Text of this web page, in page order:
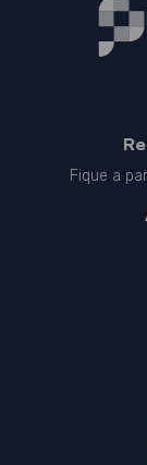
Fique a